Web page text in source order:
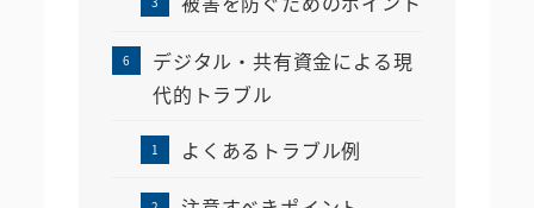
デジタル・共有資金による現
代的トラブル
よくあるトラブル例